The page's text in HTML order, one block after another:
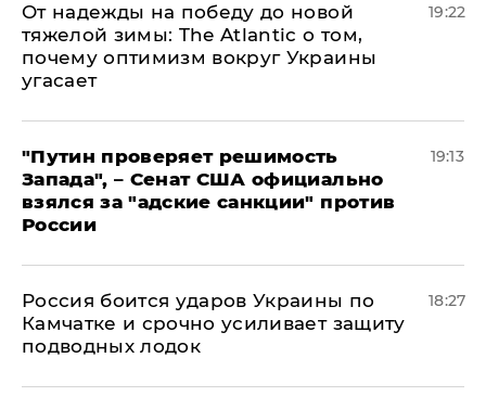
От надежды на победу до новой
тяжелой зимы: The Atlantic о том,
почему оптимизм вокруг Украины
угасает
19:22
"Путин проверяет решимость
Запада", – Сенат США официально
взялся за "адские санкции" против
России
19:13
Россия боится ударов Украины по
Камчатке и срочно усиливает защиту
подводных лодок
18:27